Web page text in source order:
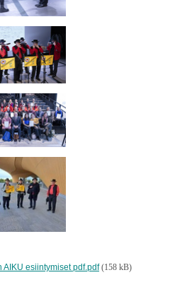
esiintymiset pdf.pdf (158 kB)